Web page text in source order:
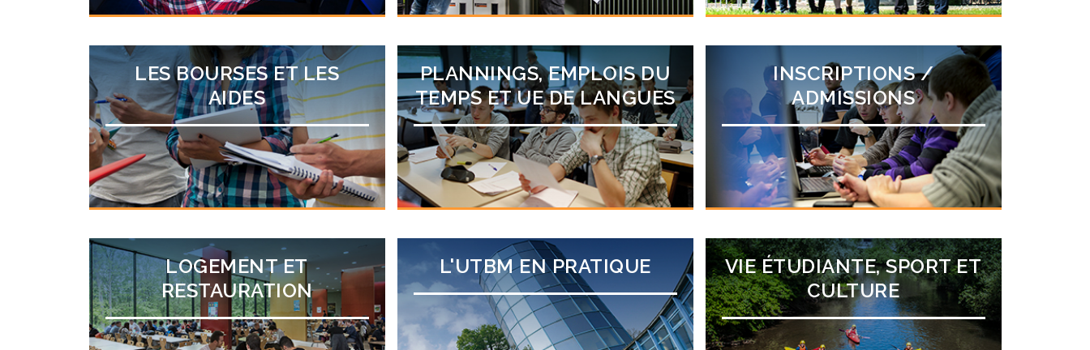
LES BOURSES ET LES
AIDES
LOGEMENT ET
RESTAURATION
PLANNINGS, EMPLOIS DU
TEMPS ET UE DE LANGUES
L'UTBM EN PRATIQUE
INSCRIPTIONS /
ADMISSIONS
VIE ÉTUDIANTE, SPORT ET
CULTURE